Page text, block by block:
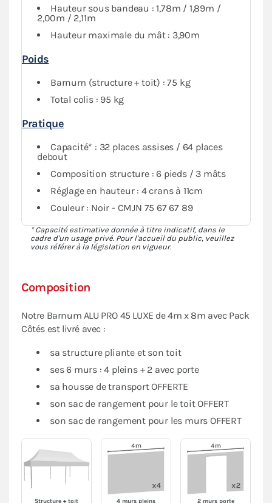
Composition
Notre Barnum ALU PRO 45 LUXE de 4m x 8m avec Pack
Côtés est livré avec :
sa structure pliante et son toit
ses 6 murs : 4 pleins + 2 avec porte
sa housse de transport OFFERTE
son sac de rangement pour le toit OFFERT
son sac de rangement pour les murs OFFERT
Structure + toit 4 murs pleins 2 murs porte
Hauteur sous bandeau : 1,78m / 1,89m /
2,00m / 2,11m
Hauteur maximale du mât : 3,90m
Poids
Barnum (structure + toit) : 75 kg
Total colis : 95 kg
Pratique
Capacité* : 32 places assises / 64 places
debout
Composition structure : 6 pieds / 3 mâts
Réglage en hauteur : 4 crans à 11cm
Couleur : Noir - CMJN 75 67 67 89
* Capacité estimative donnée à titre indicatif, dans le
cadre d'un usage privé. Pour l'accueil du public, veuillez
vous référer à la législation en vigueur.